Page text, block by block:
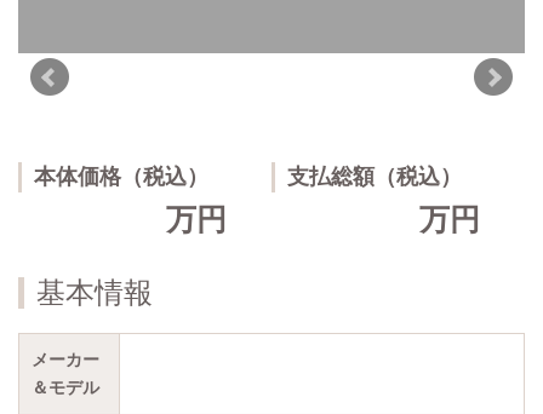
本体価格（税込）
万円
支払総額（税込）
万円
基本情報
メーカー
＆モデル